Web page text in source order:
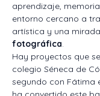
aprendizaje,
entorno cercano a
artística y una
fotográfica.
Hay proyectos que
colegio Séneca de
segundo con Fátima